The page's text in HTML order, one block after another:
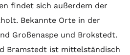
findet sich außerdem der
Bekannte Orte in der
Großenaspe und Brokstedt.
Bramstedt ist mittelständisch